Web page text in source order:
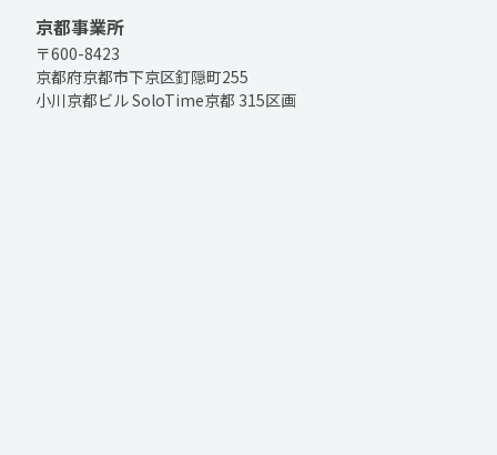
京都事業所
〒600-8423
京都府京都市下京区釘隠町255
小川京都ビル SoloTime京都 315区画